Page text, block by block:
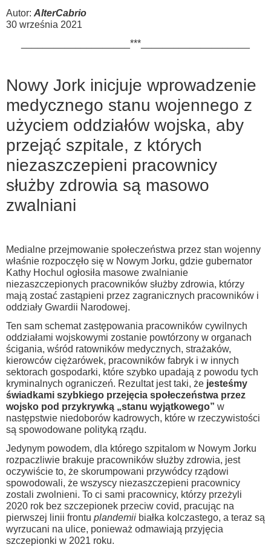
Autor: AlterCabrio
30 września 2021
____________________***____________________
Nowy Jork inicjuje wprowadzenie
medycznego stanu wojennego z
użyciem oddziałów wojska, aby
przejąć szpitale, z których
niezaszczepieni pracownicy
służby zdrowia są masowo
zwalniani
Medialne przejmowanie społeczeństwa przez stan wojenny
właśnie rozpoczęło się w Nowym Jorku, gdzie gubernator
Kathy Hochul ogłosiła masowe zwalnianie
niezaszczepionych pracowników służby zdrowia, którzy
mają zostać zastąpieni przez zagranicznych pracowników i
oddziały Gwardii Narodowej.
Ten sam schemat zastępowania pracowników cywilnych
oddziałami wojskowymi zostanie powtórzony w organach
ścigania, wśród ratowników medycznych, strażaków,
kierowców ciężarówek, pracowników fabryk i w innych
sektorach gospodarki, które szybko upadają z powodu tych
kryminalnych ograniczeń. Rezultat jest taki, że jesteśmy
świadkami szybkiego przejęcia społeczeństwa przez
wojsko pod przykrywką „stanu wyjątkowego” w
następstwie niedoborów kadrowych, które w rzeczywistości
są spowodowane polityką rządu.
Jedynym powodem, dla którego szpitalom w Nowym Jorku
rozpaczliwie brakuje pracowników służby zdrowia, jest
oczywiście to, że skorumpowani przywódcy rządowi
spowodowali, że wszyscy niezaszczepieni pracownicy
zostali zwolnieni. To ci sami pracownicy, którzy przeżyli
2020 rok bez szczepionek przeciw covid, pracując na
pierwszej linii frontu plandemii białka kolczastego, a teraz są
wyrzucani na ulice, ponieważ odmawiają przyjęcia
szczepionki w 2021 roku.